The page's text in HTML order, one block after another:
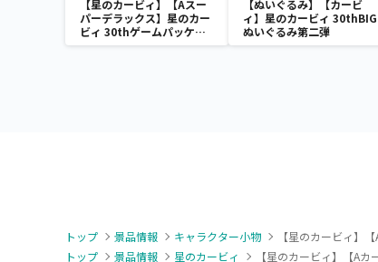
【星のカービィ】【Aスー
パーデラックス】星のカー
ビィ 30thゲームパッケー
ジクッション
【ぬいぐるみ】【カービ
ィ】星のカービィ 30thBIG
ぬいぐるみ第二弾
トップ 景品情報 キャラクター小物
【星のカービィ】
トップ
景品情報 星のカービィ 【星のカービィ】【A